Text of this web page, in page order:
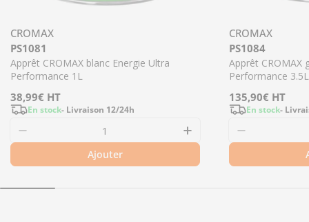
CROMAX
PS1081
Apprêt CROMAX blanc Energie Ultra
Performance 1L
Prix
régulier
38,99€ HT
En stock- Livraison 12/24h
Ajouter
CROMAX
PS1084
Apprêt CROMAX
Performance 3.5L
Prix
régulier
135,90€ HT
En stock-